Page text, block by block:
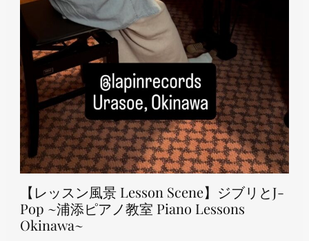
【レッスン風景 Lesson Scene】ジブリとJ-
Pop ~浦添ピアノ教室 Piano Lessons
Okinawa~